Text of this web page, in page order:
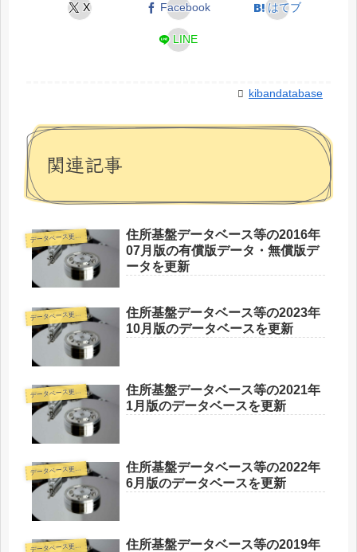
X Facebook はてブ
LINE
kibandatabase
関連記事
デ
ータベース更新情報
住所基盤データベース等の2016年
07月版の有償版データ・無償版デ
ータを更新
デ
ータベース更新情報
住所基盤データベース等の2023年
10月版のデータベースを更新
デ
ータベース更新情報
住所基盤データベース等の2021年
1月版のデータベースを更新
デ
ータベース更新情報
住所基盤データベース等の2022年
6月版のデータベースを更新
デ
ータベース更新情報
住所基盤データベース等の2019年